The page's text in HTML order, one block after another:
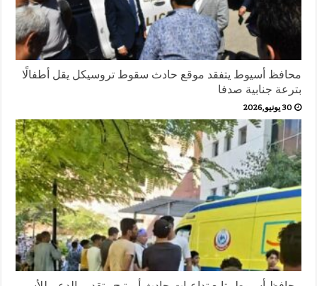
محافظ أسيوط يتفقد موقع حادث سقوط تروسيكل يقل أطفالًا
بترعة جنابية صدفا
30 يونيو,2026